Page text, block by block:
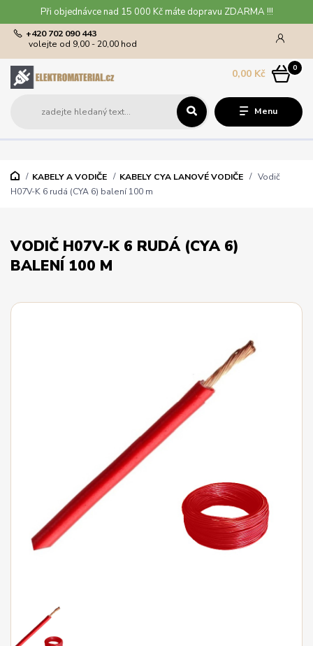
Při objednávce nad 15 000 Kč máte dopravu ZDARMA !!!
Menu
+420 702 090 443
volejte od 9,00 - 20,00 hod
0
0,00 Kč
KABELY A VODIČE KABELY CYA LANOVÉ VODIČE
Vodič
H07V-K 6 rudá (CYA 6) balení 100 m
VODIČ H07V-K 6 RUDÁ (CYA 6)
BALENÍ 100 M